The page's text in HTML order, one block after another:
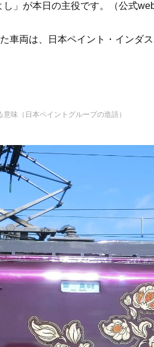
し」が本日の主役です。（公式
両は、日本ペイント・インダ
味（日本ペイントグループの造語）